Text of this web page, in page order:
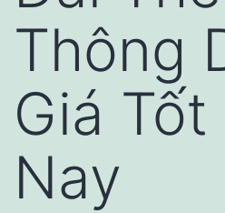
Thông
Giá Tốt
Nay